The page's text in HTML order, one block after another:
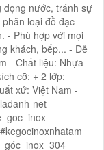
đọng nước, tránh sự
loại đồ đạc -
- Phù hợp với mọi
khách, bếp... - Dễ
- Chất liệu: Nhựa
cỡ: + 2 lớp:
xứ: Việt Nam -
net-